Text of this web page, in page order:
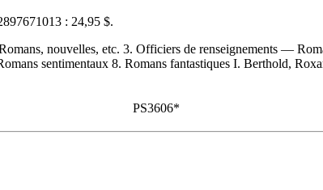
: 24,95 $.
nouvelles, etc. 3. Officiers de renseignements —
sentimentaux 8. Romans fantastiques I. Berthold,
PS3606*